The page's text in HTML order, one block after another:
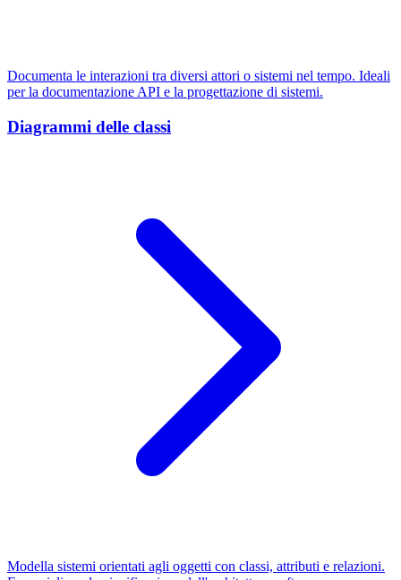
Documenta le interazioni tra diversi attori o sistemi nel tempo. Ideali
per la documentazione API e la progettazione di sistemi.
Diagrammi delle classi
Modella sistemi orientati agli oggetti con classi, attributi e relazioni.